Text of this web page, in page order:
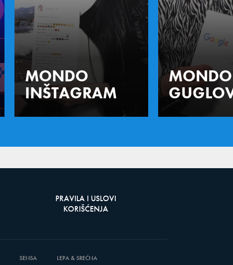
MONDO
INŠTAGRAM
MONDO
PRAVILA I USLOVI
KORIŠĆENJA
SENSA LEPA & SREĆNA